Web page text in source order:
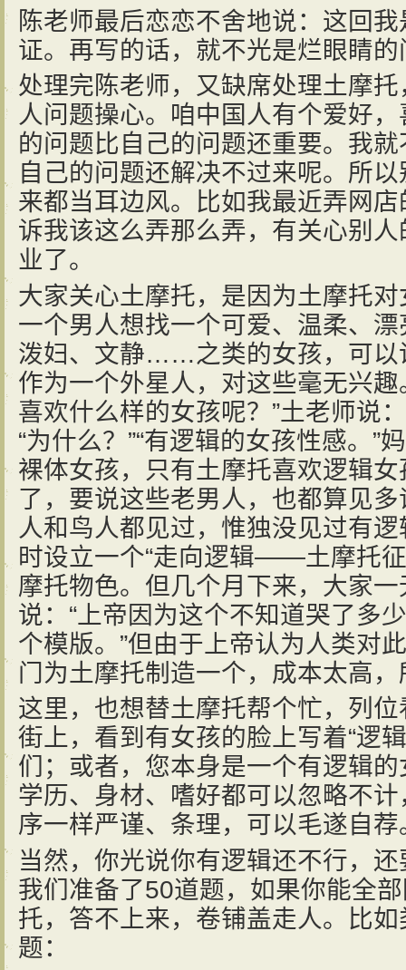
陈老师最后恋恋不舍地说：这回
证。再写的话，就不光是烂眼睛
处理完陈老师，又缺席处理土摩
人问题操心。咱中国人有个爱好
的问题比自己的问题还重要。我
自己的问题还解决不过来呢。所
来都当耳边风。比如我最近弄网
诉我该这么弄那么弄，有关心别
业了。
大家关心土摩托，是因为土摩托
一个男人想找一个可爱、温柔、
泼妇、文静……之类的女孩，可以
作为一个外星人，对这些毫无兴
喜欢什么样的女孩呢？”土老师说
“为什么？”“有逻辑的女孩性感。”
裸体女孩，只有土摩托喜欢逻辑
了，要说这些老男人，也都算见
人和鸟人都见过，惟独没见过有
时设立一个“走向逻辑——土摩托
摩托物色。但几个月下来，大家
说：“上帝因为这个不知道哭了多
个模版。”但由于上帝认为人类对
门为土摩托制造一个，成本太高
这里，也想替土摩托帮个忙，列
街上，看到有女孩的脸上写着“逻
们；或者，您本身是一个有逻辑
学历、身材、嗜好都可以忽略不
序一样严谨、条理，可以毛遂自
当然，你光说你有逻辑还不行，还
我们准备了50道题，如果你能全
托，答不上来，卷铺盖走人。比
题：